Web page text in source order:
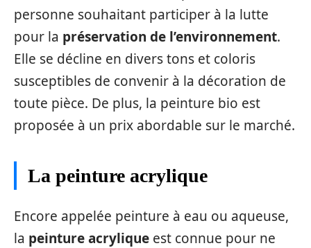
personne souhaitant participer à la lutte
pour la préservation de l’environnement.
Elle se décline en divers tons et coloris
susceptibles de convenir à la décoration de
toute pièce. De plus, la peinture bio est
proposée à un prix abordable sur le marché.
La peinture acrylique
Encore appelée peinture à eau ou aqueuse,
la peinture acrylique est connue pour ne